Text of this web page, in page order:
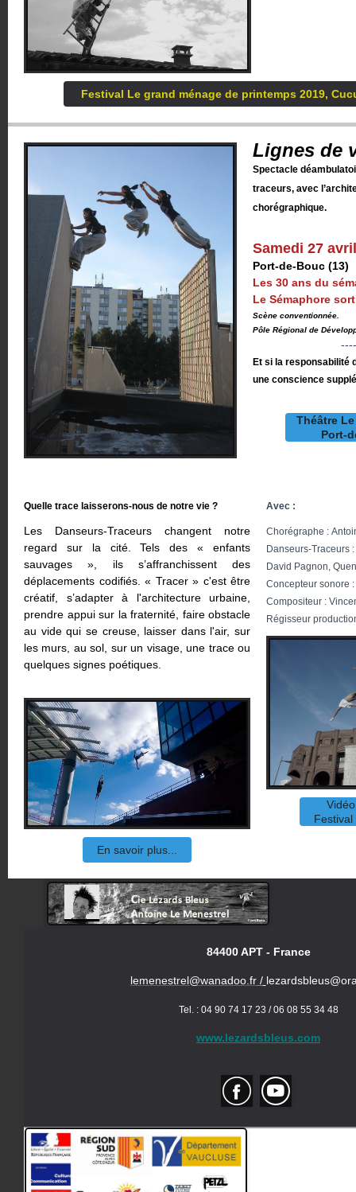
Festival Le grand ménage de printemps 2019,
Lignes de
Spectacle
traceurs, avec
chorégraphique.
Samedi 27
Port-de-Bouc (13)
Les 30 ans du
Le Sémaphore
Scène conventionnée.
Pôle Régional de
Et si la responsabilité
une conscience
Théâtre
Port-
Quelle trace laisserons-nous de notre vie ?
Les Danseurs-Traceurs changent notre
regard sur la cité. Tels des « enfants
sauvages », ils s’affranchissent des
déplacements codifiés. « Tracer » c'est être
créatif, s’adapter à l'architecture urbaine,
prendre appui sur la fraternité, faire obstacle
au vide qui se creuse, laisser dans l'air, sur
les murs, au sol, sur un visage, une trace ou
quelques signes poétiques.
En savoir plus...
Avec :
Chorégraphe :
Danseurs-Traceurs
David Pagnon,
Concepteur sonore
Compositeur :
Régisseur
Festival
84400 APT - France
lemenestrel@wanadoo.fr/
Tel. : 04 90 74 17 23 / 06 08 55 34 48
www.lezardsbleus.com